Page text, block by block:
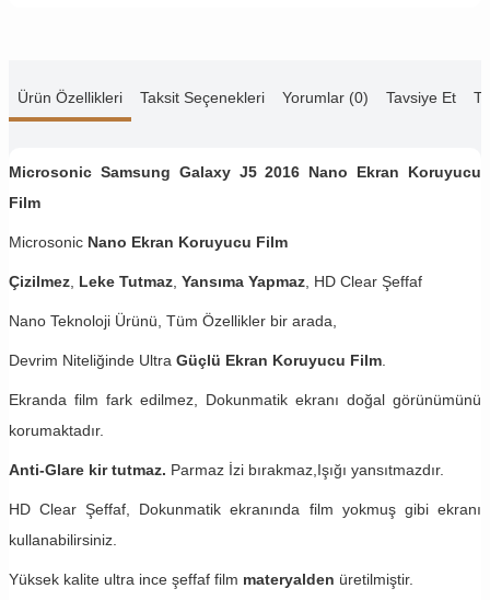
Ürün Özellikleri Taksit Seçenekleri Yorumlar (0) Tavsiye Et
Microsonic Samsung Galaxy J5 2016 Nano Ekran Koruyucu
Film
Microsonic Nano Ekran Koruyucu Film
Çizilmez Leke Tutmaz Yansıma Yapmaz , HD Clear Şeffaf
Nano Teknoloji Ürünü, Tüm Özellikler bir arada,
Devrim Niteliğinde Ultra Güçlü Ekran Koruyucu Film
Ekranda film fark edilmez, Dokunmatik ekranı doğal görünümünü
korumaktadır.
Anti-Glare kir tutmaz. Parmaz İzi bırakmaz,Işığı yansıtmazdır.
HD Clear Şeffaf, Dokunmatik ekranında film yokmuş gibi ekranı
kullanabilirsiniz.
Yüksek kalite ultra ince şeffaf film materyalden üretilmiştir.